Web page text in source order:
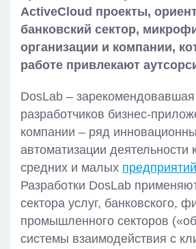
ActiveCloud проекты,
банковский сектор,
организации и компании,
работе привлекают
DosLab –
разработчиков бизнес-
компании – ряд
автоматизации деятельности
средних и малых
Разработки DosLab
сектора услуг, банковского,
промышленного секторов
системы взаимодействия с